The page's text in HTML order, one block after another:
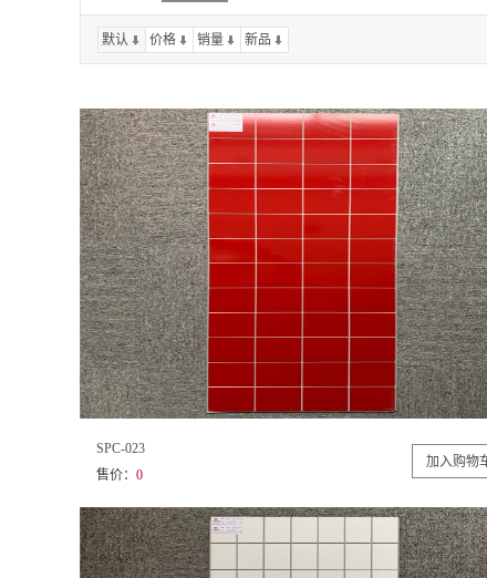
默认 价格 销量 新品
SPC-023
售价： 0